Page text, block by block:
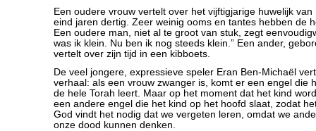
Een oudere vrouw vertelt over het vijftigjarige huwelijk
eind jaren dertig. Zeer weinig ooms en tantes hebben de
Een oudere man, niet al te groot van stuk, zegt
was ik klein. Nu ben ik nog steeds klein.” Een ander,
vertelt over zijn tijd in een kibboets.
De veel jongere, expressieve speler Eran Ben-Michaël
verhaal: als een vrouw zwanger is, komt er een engel die
de hele Torah leert. Maar op het moment dat het kind
een andere engel die het kind op het hoofd slaat, zodat
God vindt het nodig dat we vergeten leren, omdat we
onze dood kunnen denken.